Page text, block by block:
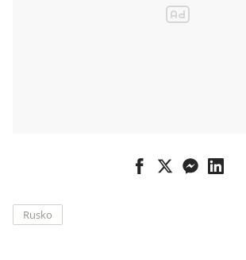
Rusko